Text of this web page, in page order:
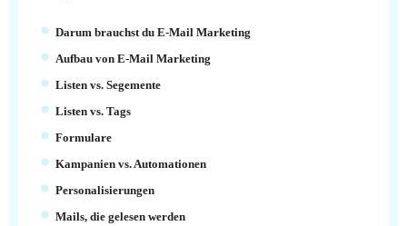
Darum brauchst du E-Mail Marketing
Aufbau von E-Mail Marketing
Listen vs. Segemente
Listen vs. Tags
Formulare
Kampanien vs. Automationen
Personalisierungen
Mails, die gelesen werden